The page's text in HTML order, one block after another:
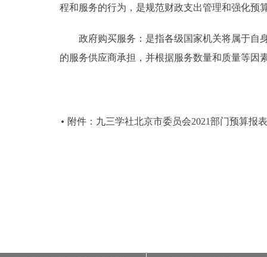
程和服务的行为，是规范财政支出管理和强化预
政府购买服务：是指各级国家机关将属于自身
的服务供应商承担，并根据服务数量和质量等因
附件：九三学社北京市委员会2021部门预算报表